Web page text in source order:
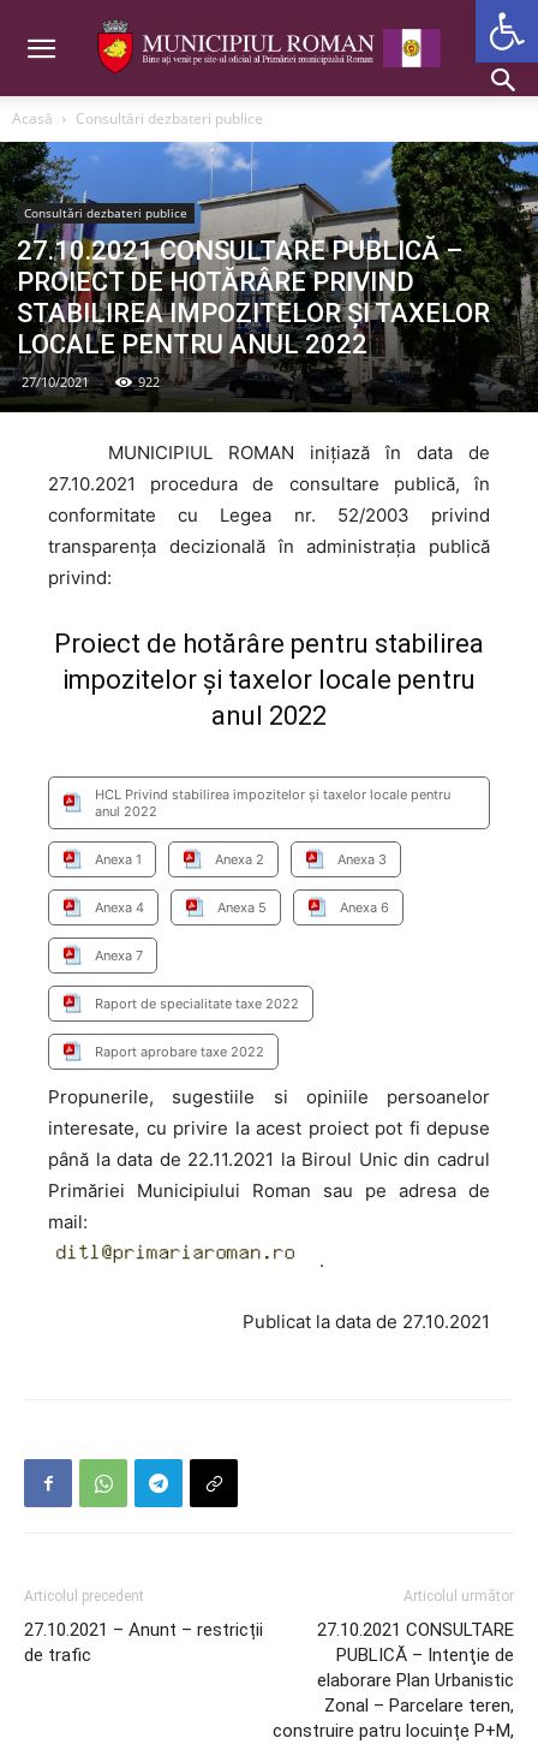
Acasă Consultări dezbateri publice
Consultări dezbateri publice
27.10.2021 CONSULTARE PUBLICĂ –
PROIECT DE HOTĂRÂRE PRIVIND
STABILIREA IMPOZITELOR ȘI TAXELOR
LOCALE PENTRU ANUL 2022
27/10/2021 922
MUNICIPIUL ROMAN inițiază în data de
27.10.2021 procedura de consultare publică, în
conformitate cu Legea nr. 52/2003 privind
transparența decizională în administrația publică
privind:
Proiect de hotărâre pentru stabilirea
impozitelor şi taxelor locale pentru
anul 2022
HCL Privind stabilirea impozitelor și taxelor locale pentru
anul 2022
Anexa 1 Anexa 2 Anexa 3
Anexa 4 Anexa 5 Anexa 6
Anexa 7
Raport de specialitate taxe 2022
Raport aprobare taxe 2022
Propunerile, sugestiile si opiniile persoanelor
interesate, cu privire la acest proiect pot fi depuse
până la data de 22.11.2021 la Biroul Unic din cadrul
Primăriei Municipiului Roman sau pe adresa de
mail:
.
Publicat la data de 27.10.2021
Articolul precedent
27.10.2021 – Anunt – restricții
de trafic
Articolul următor
27.10.2021 CONSULTARE
PUBLICĂ – Intenţie de
elaborare Plan Urbanistic
Zonal – Parcelare teren,
construire patru locuințe P+M,